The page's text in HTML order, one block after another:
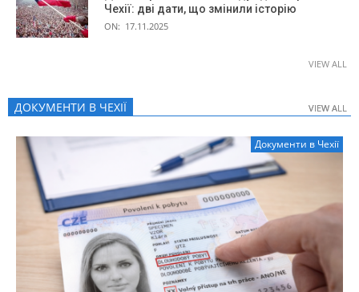
Чехії: дві дати, що змінили історію
ON: 17.11.2025
VIEW ALL
ДОКУМЕНТИ В ЧЕХІЇ VIEW ALL
Документи в Чехії
VIEW ALL